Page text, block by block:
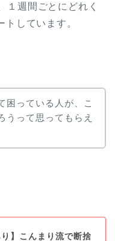
１週間ごとにどれく
しています。
困っている人が、こ
うって思ってもらえ
り】こんまり流で断捨